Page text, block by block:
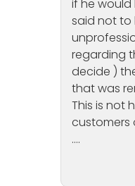
if he would
said not to
regarding
decide )
that was
This is not
customers
….